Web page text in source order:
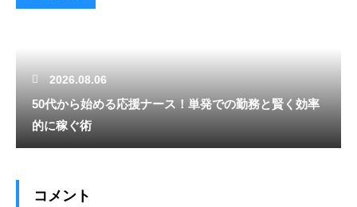
2026.08.06
50代から始める応援ナース！単発での勤務と賢く効率
的に稼ぐ術
コメント